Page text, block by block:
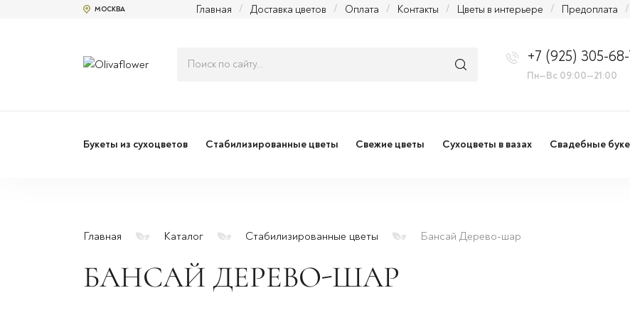
МОСКВА Главная / Доставка цветов / Оплата / Контакты / Цветы в интерьере / Предоплата /
+7 (925) 305-
Пн—Вс 09:00—21:00
Букеты из сухоцветов Стабилизированные цветы Свежие цветы Сухоцветы в вазах Свадебные
Главная Каталог Стабилизированные цветы Бансай Дерево-шар
БАНСАЙ ДЕРЕВО-ШАР